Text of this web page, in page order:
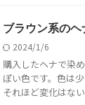
ブラウン系の
2024/1/6
購入したヘナで染
ぽい色です。色は
それほど変化はな